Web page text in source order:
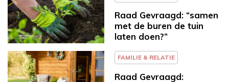
Raad Gevraagd: “samen
met de buren de tuin
laten doen?”
FAMILIE & RELATIE
Raad Gevraagd: